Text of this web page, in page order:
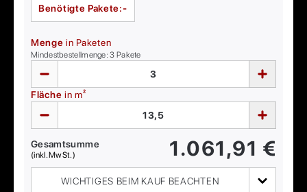
Benötigte Pakete:-
Menge in Paketen
Mindestbestellmenge:3 Pakete
Fläche in m²
Gesamtsumme
(inkl. MwSt.) 1.061,91 €
WICHTIGES BEIM KAUF BEACHTEN